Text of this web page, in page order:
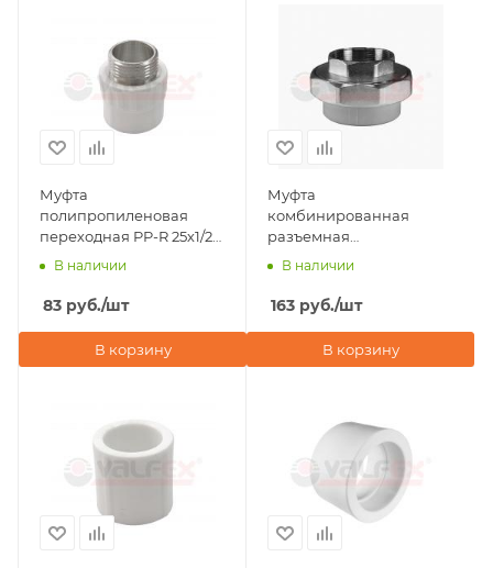
Муфта
полипропиленовая
переходная PP-R 25х1/2"
НР PRO Valfex
В наличии
83 руб./шт
В корзину
Муфта
комбинированная
разъемная
(американка) ВР 20х3/4"
В наличии
163 руб./шт
В корзину